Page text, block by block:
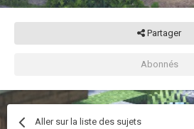
Partager
Abonnés
Aller sur la liste des sujets